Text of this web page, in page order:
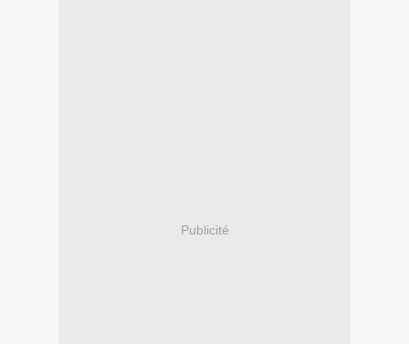
Publicité